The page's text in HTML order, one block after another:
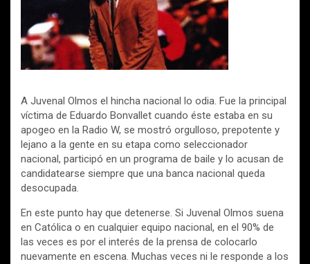
A Juvenal Olmos el hincha nacional lo odia. Fue la principal
víctima de Eduardo Bonvallet cuando éste estaba en su
apogeo en la Radio W, se mostró orgulloso, prepotente y
lejano a la gente en su etapa como seleccionador
nacional, participó en un programa de baile y lo acusan de
candidatearse siempre que una banca nacional queda
desocupada.
En este punto hay que detenerse. Si Juvenal Olmos suena
en Católica o en cualquier equipo nacional, en el 90% de
las veces es por el interés de la prensa de colocarlo
nuevamente en escena. Muchas veces ni le responde a los